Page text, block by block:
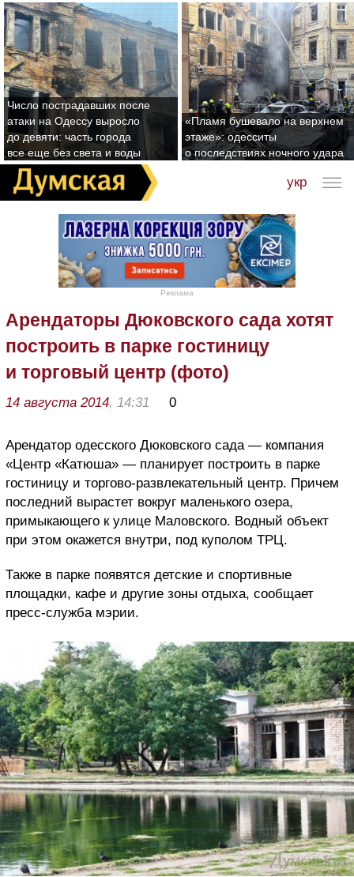
Число пострадавших после
атаки на Одессу выросло
до девяти: часть города
все еще без света и воды
«Пламя бушевало на верхнем
этаже»: одесситы
о последствиях ночного удара
укр
Реклама
Арендаторы Дюковского сада хотят
построить в парке гостиницу
и торговый центр (фото)
14 августа 2014, 14:31 0
Арендатор одесского Дюковского сада — компания
«Центр «Катюша» — планирует построить в парке
гостиницу и торгово-развлекательный центр. Причем
последний вырастет вокруг маленького озера,
примыкающего к улице Маловского. Водный объект
при этом окажется внутри, под куполом ТРЦ.
Также в парке появятся детские и спортивные
площадки, кафе и другие зоны отдыха, сообщает
пресс-служба мэрии.